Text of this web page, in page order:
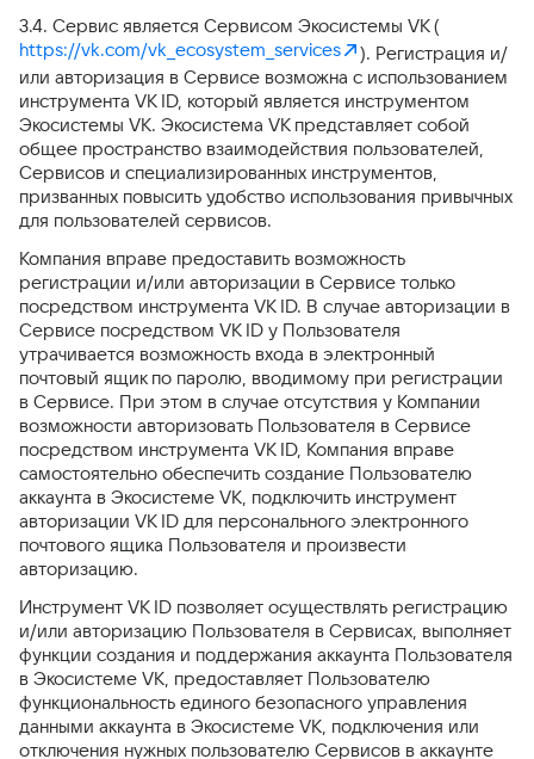
3.4. Сервис является Сервисом Экосистемы VK (
https://vk.com/vk_ecosystem_services
). Регистрация и/
или авторизация в Сервисе возможна с использованием
инструмента VK ID, который является инструментом
Экосистемы VK. Экосистема VK представляет собой
общее пространство взаимодействия пользователей,
Сервисов и специализированных инструментов,
призванных повысить удобство использования привычных
для пользователей сервисов.
Компания вправе предоставить возможность
регистрации и/или авторизации в Сервисе только
посредством инструмента VK ID. В случае авторизации в
Сервисе посредством VK ID у Пользователя
утрачивается возможность входа в электронный
почтовый ящик по паролю, вводимому при регистрации
в Сервисе. При этом в случае отсутствия у Компании
возможности авторизовать Пользователя в Сервисе
посредством инструмента VK ID, Компания вправе
самостоятельно обеспечить создание Пользователю
аккаунта в Экосистеме VK, подключить инструмент
авторизации VK ID для персонального электронного
почтового ящика Пользователя и произвести
авторизацию.
Инструмент VK ID позволяет осуществлять регистрацию
и/или авторизацию Пользователя в Сервисах, выполняет
функции создания и поддержания аккаунта Пользователя
в Экосистеме VK, предоставляет Пользователю
функциональность единого безопасного управления
данными аккаунта в Экосистеме VK, подключения или
отключения нужных пользователю Сервисов в аккаунте